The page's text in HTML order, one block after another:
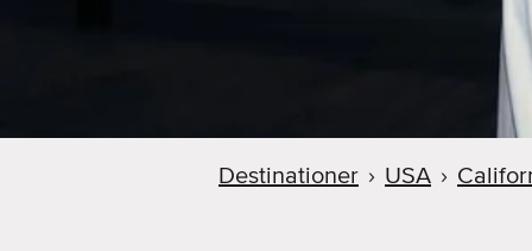
Destinationer › USA ›